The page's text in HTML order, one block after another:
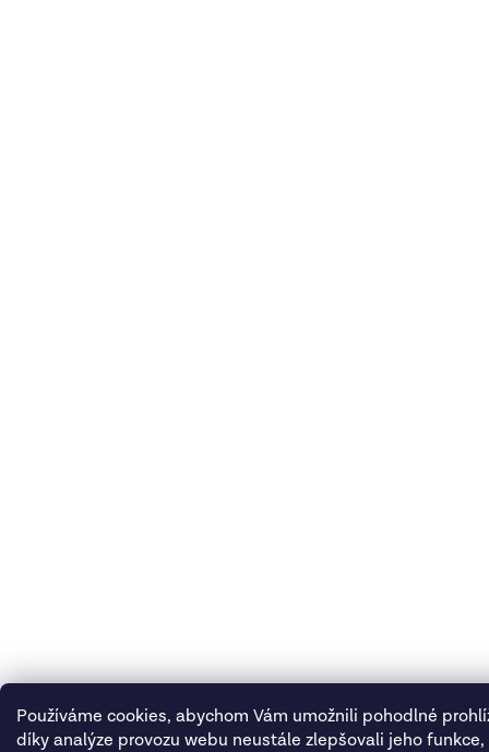
Používáme cookies, abychom Vám umožnili pohodlné
díky analýze provozu webu neustále zlepšovali jeho funkce,